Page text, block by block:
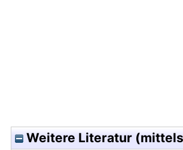
Weitere Literatur (mittels